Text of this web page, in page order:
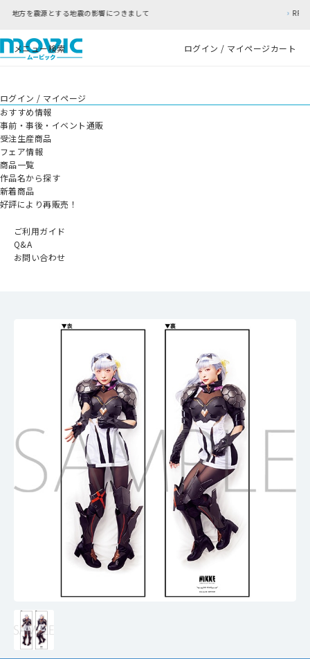
きまして RFC違反アドレスのご利用について
メニュー検索 ログイン / マイページカート
ログイン / マイページ
おすすめ情報
事前・事後・イベント通販
受注生産商品
フェア情報
商品一覧
作品名から探す
新着商品
好評により再販売！
ご利用ガイド
Q&A
お問い合わせ